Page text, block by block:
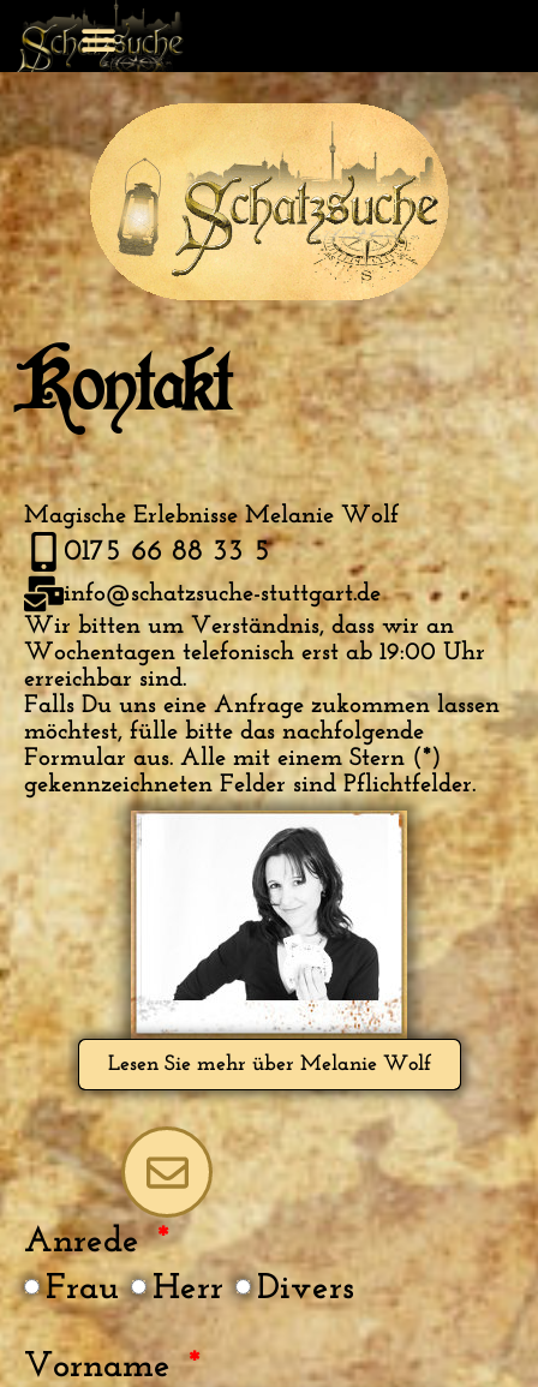
Kontakt
Magische Erlebnisse Melanie Wolf
0175 66 88 33 5
info@schatzsuche-stuttgart.de
Wir bitten um Verständnis, dass wir an
Wochentagen telefonisch erst ab 19:00 Uhr
erreichbar sind.
Falls Du uns eine Anfrage zukommen lassen
möchtest, fülle bitte das nachfolgende
Formular aus. Alle mit einem Stern (*)
gekennzeichneten Felder sind Pflichtfelder.
Lesen Sie mehr über Melanie Wolf
Anrede
Frau
Herr Divers
Vorname